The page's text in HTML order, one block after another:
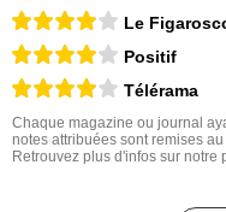
Le
Positif
Télérama
Chaque magazine ou journal
notes attribuées sont remises
Retrouvez plus d'infos sur notre